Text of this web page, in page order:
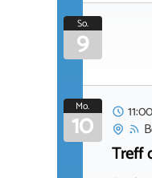
So.
9
Mo.
10
Treff